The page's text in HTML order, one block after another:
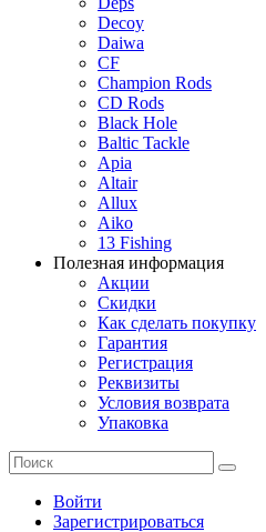
Decoy
Daiwa
CF
Champion Rods
CD Rods
Black Hole
Baltic Tackle
Apia
Altair
Allux
Aiko
13 Fishing
Полезная информация
Акции
Скидки
Как сделать покупку
Гарантия
Регистрация
Реквизиты
Условия возврата
Упаковка
Войти
Зарегистрироваться